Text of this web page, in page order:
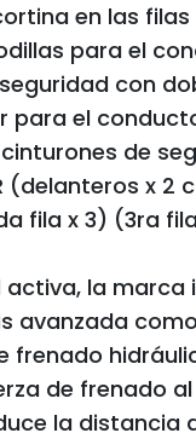
en las filas
para el
con
para el
de
(delanteros x 2
fila x 3) (3ra
activa, la marca
avanzada
frenado
de frenado
la distancia